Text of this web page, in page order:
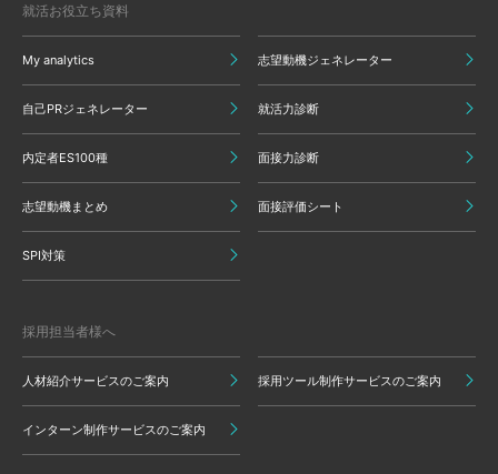
就活お役立ち資料
My analytics 志望動機ジェネレーター
自己PRジェネレーター 就活力診断
内定者ES100種 面接力診断
志望動機まとめ 面接評価シート
SPI対策
採用担当者様へ
人材紹介サービスのご案内 採用ツール制作サービスのご案内
インターン制作サービスのご案内